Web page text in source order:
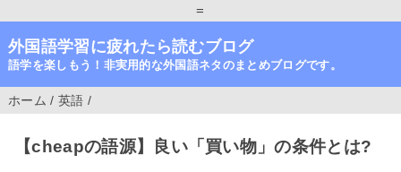
=
外国語学習に疲れたら読むブログ
語学を楽しもう！非実用的な外国語ネタのまとめブログです。
ホーム / 英語 /
【cheapの語源】良い「買い物」の条件とは?